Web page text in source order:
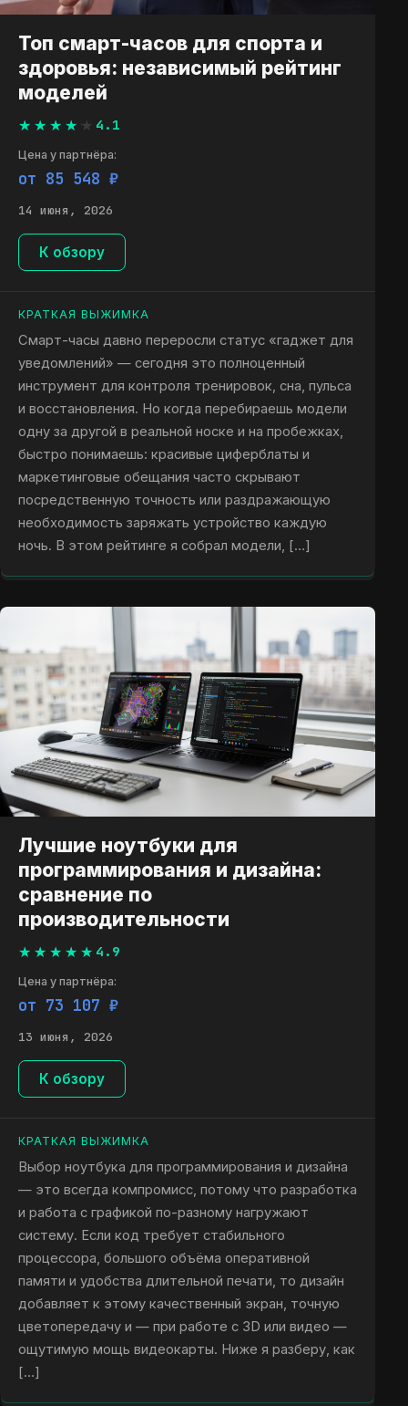
Топ смарт-часов для спорта и
здоровья: независимый рейтинг
моделей
4.1
Цена у партнёра:
от 85 468 ₽
14 июня, 2026
К обзору
КРАТКАЯ ВЫЖИМКА
Смарт-часы давно переросли статус «гаджет для
уведомлений» — сегодня это полноценный
инструмент для контроля тренировок, сна, пульса
и восстановления. Но когда перебираешь модели
одну за другой в реальной носке и на пробежках,
быстро понимаешь: красивые циферблаты и
маркетинговые обещания часто скрывают
посредственную точность или раздражающую
необходимость заряжать устройство каждую
ночь. В этом рейтинге я собрал модели, […]
Лучшие ноутбуки для
программирования и дизайна:
сравнение по
производительности
4.9
Цена у партнёра:
от 73 107 ₽
13 июня, 2026
К обзору
КРАТКАЯ ВЫЖИМКА
Выбор ноутбука для программирования и дизайна
— это всегда компромисс, потому что разработка
и работа с графикой по-разному нагружают
систему. Если код требует стабильного
процессора, большого объёма оперативной
памяти и удобства длительной печати, то дизайн
добавляет к этому качественный экран, точную
цветопередачу и — при работе с 3D или видео —
ощутимую мощь видеокарты. Ниже я разберу, как
[…]